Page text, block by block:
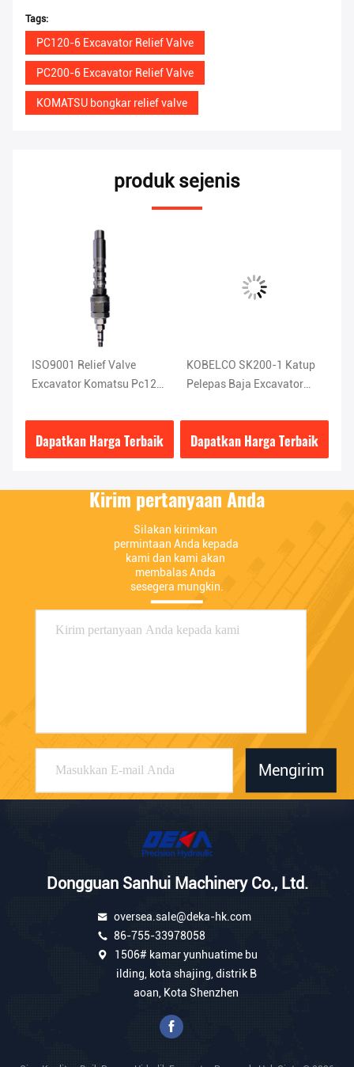
Tags:
PC120-6 Excavator Relief Valve
PC200-6 Excavator Relief Valve
KOMATSU bongkar relief valve
produk sejenis
ISO9001 Relief Valve
Excavator Komatsu Pc120
Dapatkan Harga Terbaik
KOBELCO SK200-1 Katup
Pelepas Baja Excavator
Dapatkan Harga Terbaik
Kirim pertanyaan Anda
Silakan kirimkan
permintaan Anda kepada
kami dan kami akan
membalas Anda
sesegera mungkin.
Mengirim
Dongguan Sanhui Machinery Co., Ltd.
oversea.sale@deka-hk.com
86-755-33978058
1506# kamar yunhuatime bu
ilding, kota shajing, distrik B
aoan, Kota Shenzhen